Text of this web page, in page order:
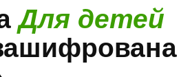
Для детей